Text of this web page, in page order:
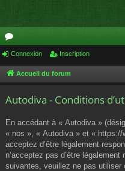
or
u
Connexion Inscription
Accueil du forum
Autodiva - Conditions
En accédant à « Autodiva »
« nos », « Autodiva » et « https://
acceptez d’être légalement
n’acceptez pas d’être
suivantes, veuillez ne pas utiliser